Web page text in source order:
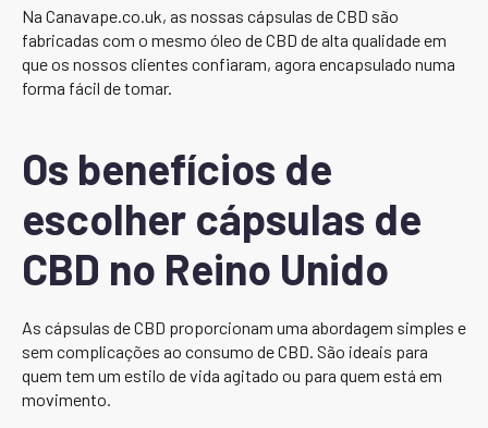
Na Canavape.co.uk, as nossas cápsulas de CBD são
fabricadas com o mesmo óleo de CBD de alta qualidade em
que os nossos clientes confiaram, agora encapsulado numa
forma fácil de tomar.
Os benefícios de
escolher cápsulas de
CBD no Reino Unido
As cápsulas de CBD proporcionam uma abordagem simples e
sem complicações ao consumo de CBD. São ideais para
quem tem um estilo de vida agitado ou para quem está em
movimento.